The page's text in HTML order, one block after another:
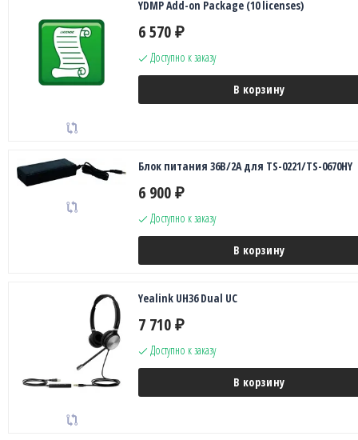
YDMP Add-on Package (10 licenses)
6 570 ₽
Доступно к заказу
В корзину
Блок питания 36В/2А для TS-0221/TS-0670HY
6 900 ₽
Доступно к заказу
В корзину
Yealink UH36 Dual UC
7 710 ₽
Доступно к заказу
В корзину